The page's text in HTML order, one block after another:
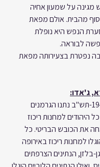
מגינה על שמעון אחיה
מהבית. אולם מפאת
הנפש היא נופלת
לבוראה.
נפטרת בצעירותה מפאת
ג'אדו:
בחודש פברואר 1942-תש"ב נתנו הגרמנים
היהודים למחנות ריכוז
את הכובש הבריטי. כל
למחנות ריכוז באירופה
בלזן, הנתינים הצרפתים